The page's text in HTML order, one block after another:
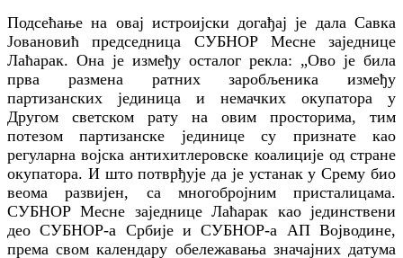
Подсећање на овај истроијски догађај је дала Савка
Јовановић председница СУБНОР Месне заједнице
Лаћарак. Она је између осталог рекла: „Ово је била
прва размена ратних заробљеника између
партизанских јединица и немачких окупатора у
Другом светском рату на овим просторима, тим
потезом партизанске јединице су признате као
регуларна војскa антихитлеровске коалиције од стране
окупатора. И што потврђује да је устанак у Срему био
веома развијен, са многобројним присталицама.
СУБНОР Месне заједнице Лаћарак као јединствени
део СУБНОР-а Србије и СУБНОР-а АП Војводине,
према свом календару обележавања значајних датума